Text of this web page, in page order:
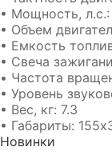
• Мощность,
• Объем
• Емкость
• Свеча
• Частота
• Уровень
• Вес, кг: 7.3
• Габариты:
Новинки